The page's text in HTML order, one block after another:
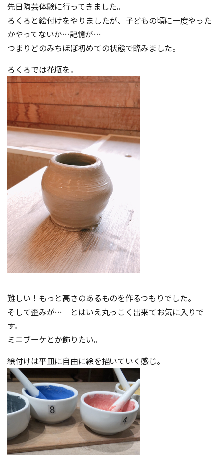
先日陶芸体験に行ってきました。
ろくろと絵付けをやりましたが、子どもの頃に一度やった
かやってないか…記憶が…
つまりどのみちほぼ初めての状態で臨みました。
ろくろでは花瓶を。
難しい！もっと高さのあるものを作るつもりでした。
そして歪みが… とはいえ丸っこく出来てお気に入りで
す。
ミニブーケとか飾りたい。
絵付けは平皿に自由に絵を描いていく感じ。